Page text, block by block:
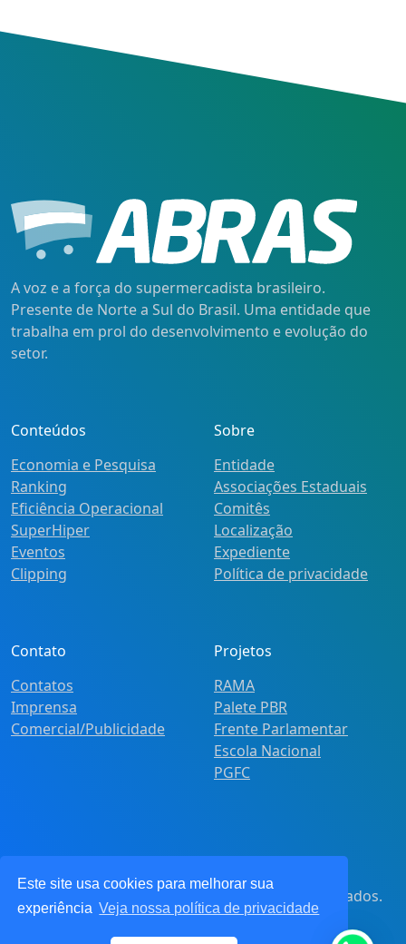
Este site usa cookies para melhorar sua
experiência Veja nossa política de privacidade
A voz e a força do supermercadista brasileiro.
Presente de Norte a Sul do Brasil. Uma entidade que
trabalha em prol do desenvolvimento e evolução do
setor.
Conteúdos
Economia e Pesquisa
Ranking
Eficiência Operacional
SuperHiper
Eventos
Clipping
Sobre
Entidade
Associações Estaduais
Comitês
Localização
Expediente
Política de privacidade
Contato
Contatos
Imprensa
Comercial/Publicidade
Projetos
RAMA
Palete PBR
Frente Parlamentar
Escola Nacional
PGFC
Pot&Pracy
. Todos os direitos reservados.
CNPJ: 62.360.268.0001/91